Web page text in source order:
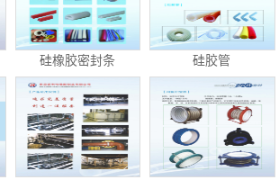
硅橡胶密封条 硅胶管
电子地图
客户留言
联系我们